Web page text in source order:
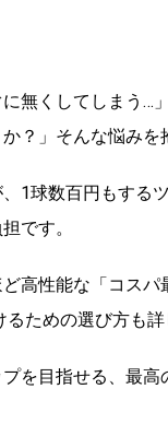
無くしてしまう…」
？」そんな悩みを
1球数百円もする
です。
高性能な「コス
ための選び方も詳
を目指せる、最高